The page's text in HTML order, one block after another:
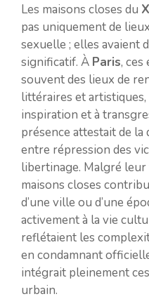
Les maisons closes du
pas uniquement de
sexuelle ; elles avaient
significatif. À Paris,
souvent des lieux de
littéraires et
inspiration et à
présence attestait de la
entre répression des
libertinage. Malgré
maisons closes
d’une ville ou d’une
activement à la vie
reflétaient les
en condamnant
intégrait pleinement
urbain.